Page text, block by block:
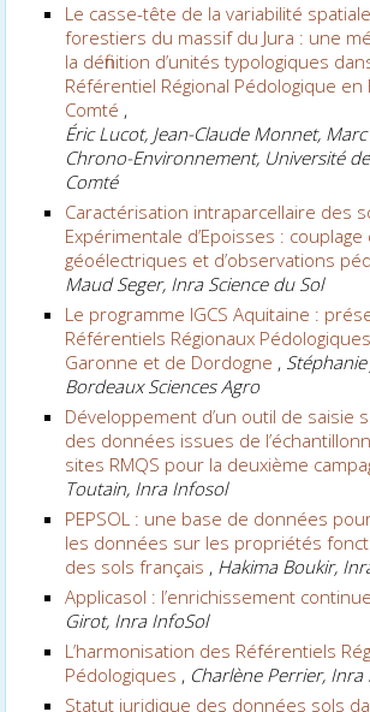
Le casse-tête de la variabilité
forestiers du massif du Jura : une
la définition d’unités typologiques
Référentiel Régional Pédologique en
Comté ,
Éric Lucot, Jean-Claude Monnet,
Chrono-Environnement, Université
Comté
Caractérisation intraparcellaire des
Expérimentale d’Epoisses :
géoélectriques et d’observations
Maud Seger, Inra Science du Sol
Le programme IGCS Aquitaine :
Référentiels Régionaux
Garonne et de Dordogne ,
Bordeaux Sciences Agro
Développement d’un outil de saisie
des données issues de
sites RMQS pour la deuxième
Toutain, Inra Infosol
PEPSOL : une base de données
les données sur les propriétés
des sols français , Hakima Boukir,
Applicasol : l’enrichissement
Girot, Inra InfoSol
L’harmonisation des Référentiels
Pédologiques , Charlène Perrier,
Statut juridique des données sols